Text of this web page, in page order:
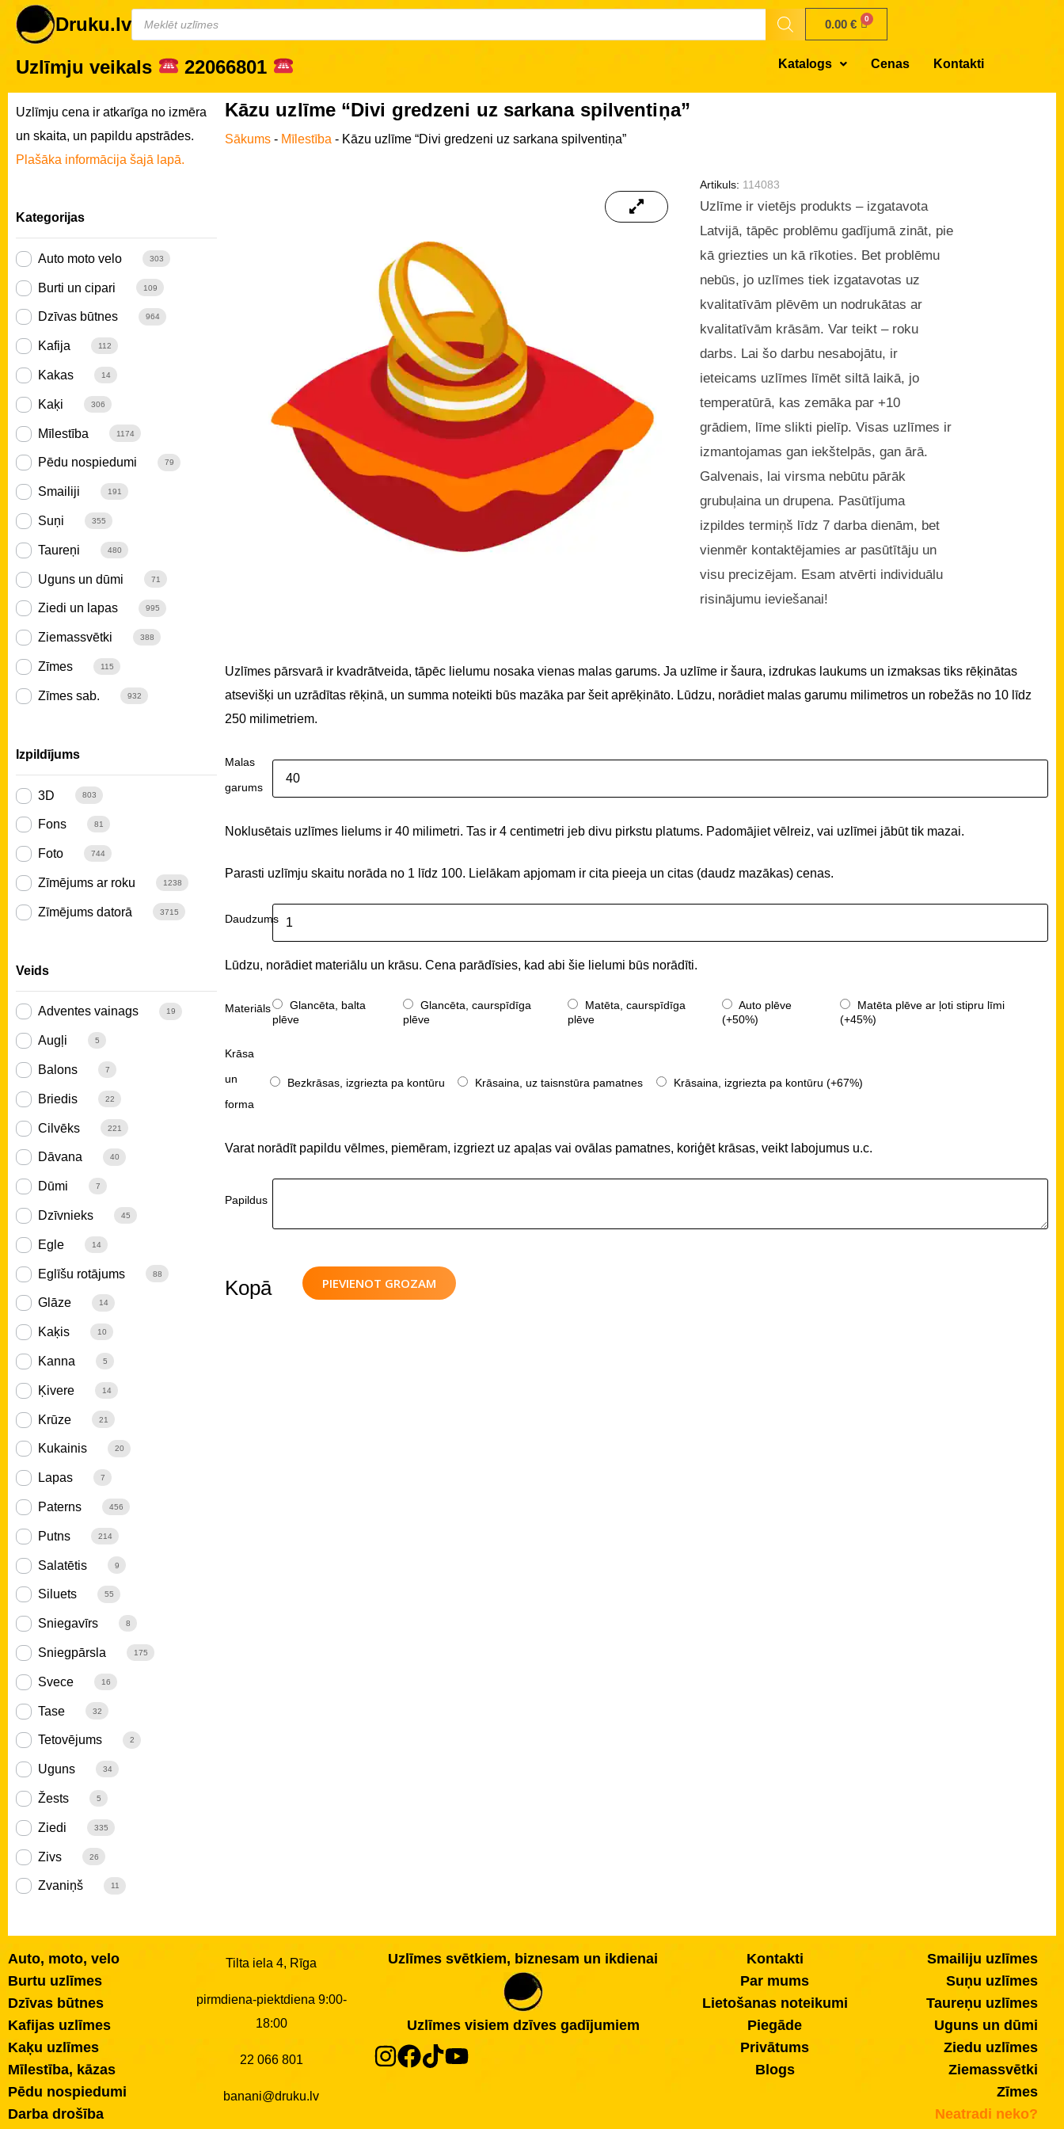
Druku.lv 0.00€
Uzlīmju veikals 22066801 Katalogs Cenas Kontakti
Uzlīmju cena ir atkarīga no izmēra
un skaita, un papildu apstrādes.
Plašāka informācija šajā lapā.
Kategorijas
Auto moto velo 303
Burti un cipari 109
Dzīvas būtnes 964
Kafija 112
Kakas 14
Kaķi 306
Mīlestība 1174
Pēdu nospiedumi 79
Smailiji 191
Suņi 355
Taureņi 480
Uguns un dūmi 71
Ziedi un lapas 995
Ziemassvētki 388
Zīmes 115
Zīmes sab. 932
Izpildījums
3D 803
Fons 81
Foto 744
Zīmējums ar roku 1238
Zīmējums datorā 3715
Veids
Adventes vainags 19
Augļi 5
Balons 7
Briedis 22
Cilvēks 221
Dāvana 40
Dūmi 7
Dzīvnieks 45
Egle 14
Eglīšu rotājums 88
Glāze 14
Kaķis 10
Kanna 5
Ķivere 14
Krūze 21
Kukainis 20
Lapas 7
Paterns 456
Putns 214
Salatētis 9
Siluets 55
Sniegavīrs 8
Sniegpārsla 175
Svece 16
Tase 32
Tetovējums 2
Uguns 34
Žests 5
Ziedi 335
Zivs 26
Zvaniņš 11
Kāzu uzlīme “Divi gredzeni uz sarkana spilventiņa”
Sākums- Mīlestība - Kāzu uzlīme “Divi gredzeni uz sarkana spilventiņa”
Artikuls: 114083
Uzlīme ir vietējs produkts – izgatavota
Latvijā, tāpēc problēmu gadījumā zināt, pie
kā griezties un kā rīkoties. Bet problēmu
nebūs, jo uzlīmes tiek izgatavotas uz
kvalitatīvām plēvēm un nodrukātas ar
kvalitatīvām krāsām. Var teikt – roku
darbs. Lai šo darbu nesabojātu, ir
ieteicams uzlīmes līmēt siltā laikā, jo
temperatūrā, kas zemāka par +10
grādiem, līme slikti pielīp. Visas uzlīmes ir
izmantojamas gan iekštelpās, gan ārā.
Galvenais, lai virsma nebūtu pārāk
grubuļaina un drupena. Pasūtījuma
izpildes termiņš līdz 7 darba dienām, bet
vienmēr kontaktējamies ar pasūtītāju un
visu precizējam. Esam atvērti individuālu
risinājumu ieviešanai!
Uzlīmes pārsvarā ir kvadrātveida, tāpēc lielumu nosaka vienas malas garums. Ja uzlīme ir šaura, izdrukas laukums un izmaksas tiks rēķinātas
atsevišķi un uzrādītas rēķinā, un summa noteikti būs mazāka par šeit aprēķināto. Lūdzu, norādiet malas garumu milimetros un robežās no 10 līdz
250 milimetriem.
Malas
garums
Noklusētais uzlīmes lielums ir 40 milimetri. Tas ir 4 centimetri jeb divu pirkstu platums. Padomājiet vēlreiz, vai uzlīmei jābūt tik mazai.
Parasti uzlīmju skaitu norāda no 1 līdz 100. Lielākam apjomam ir cita pieeja un citas (daudz mazākas) cenas.
Daudzums
Lūdzu, norādiet materiālu un krāsu. Cena parādīsies, kad abi šie lielumi būs norādīti.
Materiāls
Glancēta, balta
plēve
Glancēta, caurspīdīga
plēve
Matēta, caurspīdīga
plēve
Auto plēve
(+50%)
Matēta plēve ar ļoti stipru līmi
(+45%)
Krāsa
un
forma
Bezkrāsas, izgriezta pa kontūru Krāsaina, uz taisnstūra pamatnes Krāsaina, izgriezta pa kontūru (+67%)
Varat norādīt papildu vēlmes, piemēram, izgriezt uz apaļas vai ovālas pamatnes, koriģēt krāsas, veikt labojumus u.c.
Papildus
PIEVIENOT GROZAM
Kopā
Auto, moto, velo
Burtu uzlīmes
Dzīvas būtnes
Kafijas uzlīmes
Kaķu uzlīmes
Mīlestība, kāzas
Pēdu nospiedumi
Darba drošība
Tilta iela 4, Rīga
pirmdiena-piektdiena 9:00-
18:00
22 066 801
banani@druku.lv
Uzlīmes svētkiem, biznesam un ikdienai
Uzlīmes visiem dzīves gadījumiem
Kontakti
Par mums
Lietošanas noteikumi
Piegāde
Privātums
Blogs
Smailiju uzlīmes
Suņu uzlīmes
Taureņu uzlīmes
Uguns un dūmi
Ziedu uzlīmes
Ziemassvētki
Zīmes
Neatradi neko?